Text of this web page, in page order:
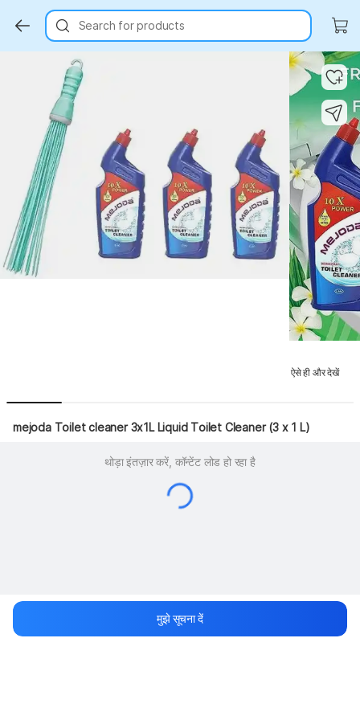
Search for products
Key Highlights
ऐसे ही और देखें
mejoda Toilet cleaner 3x1L Liquid Toilet Cleaner (3 x 1 L)
थोड़ा इंतज़ार करें, कॉन्टेंट लोड हो रहा है
मुझे सूचना दें